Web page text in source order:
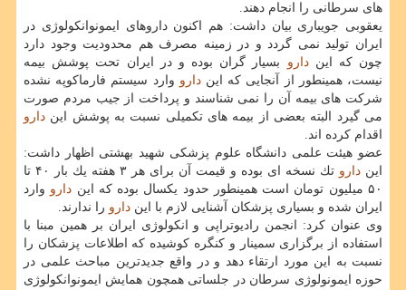
های سرطانی را انجام دهند.
یعقوبی جویباری بیان داشت: هم اكنون داروهای ایمونوانكولوژی در
ایران تولید نمی گردد و در زمینه مصرف هم محدودیت وجود دارد
چون كه ایندارو بسیار گران بوده و در ایران تحت پوشش بیمه
نیست، همینطور از آنجایی كه ایندارو وارد سیستم فارماكوپه نشده
شركت های بیمه آن را نمی شناسند و پرداخت از جیب مردم صورت
می گیرد البته بعضی از بیمه های تكمیلی نسبت به پوشش این دارو
اقدام كرده اند.
عضو هیئت علمی دانشگاه علوم پزشكی شهید بهشتی اظهار داشت:
این دارو
تك نسخه ای بوده و قیمت آن برای هر ۳ هفته یك بار ۴۰ تا
۵۰ میلیون تومان است همینطور حدود یكسال بوده كه این
دارو وارد
ایران شده و بسیاری پزشكان آشنایی لازم با این دارو را ندارند.
وی عنوان كرد: انجمن رادیوتراپی و انكولوژی ایران بر همین مبنا با
استفاده از برگزاری سمینار و كنگره كوشیده كه اطلاعات پزشكان را
نسبت به این مورد ارتقاء دهد و در واقع جدیدترین مباحث علمی در
حوزه ایمونولوژی سرطان در جلساتی همچون همایش ایمونوانكولوژی